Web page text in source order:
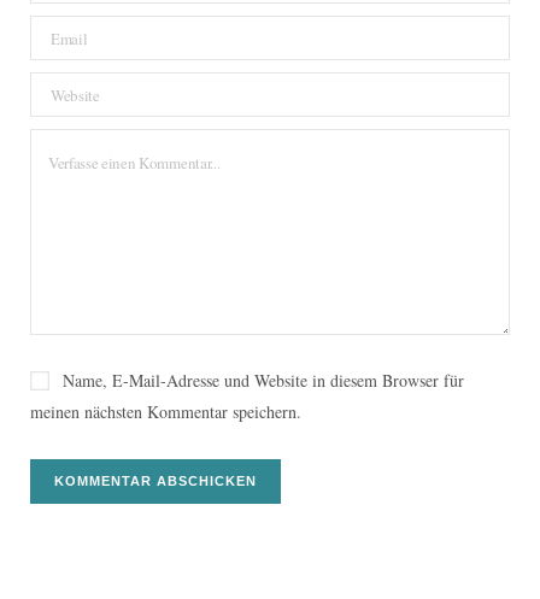
Name, E-Mail-Adresse und Website in diesem Browser für
meinen nächsten Kommentar speichern.